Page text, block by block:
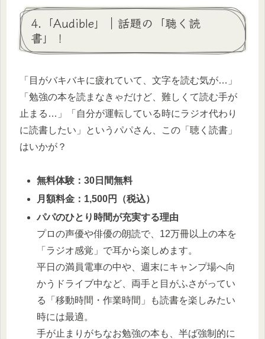
4.「Audible」｜話題の「聴く読
書」！
「目がバキバキに疲れていて、文字を読む気が…」
「勉強の本を読まなきゃだけど、難しくて読む手が
止まる…」「自分が運転している時にラジオ代わり
に読書したい」というパパさん、この「聴く読書」
はいかが？
無料体験：30日間無料
月額料金：1,500円（税込）
パパのひとり時間が充実する理由
プロの声優や俳優の朗読で、12万冊以上の本を
「ラジオ感覚」で耳から楽しめます。
平日の満員電車の中や、週末にキャンプ場へ向
かうドライブ中など、両手と目がふさがってい
る「移動時間・作業時間」も読書を楽しみたい
時には最適。
手が止まりがちなお勉強の本も、半ば強制的に